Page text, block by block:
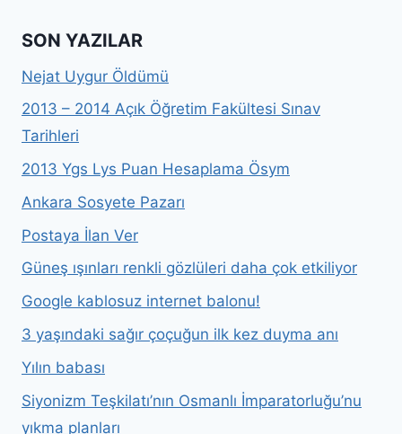
SON YAZILAR
Nejat Uygur Öldümü
2013 – 2014 Açık Öğretim Fakültesi Sınav
Tarihleri
2013 Ygs Lys Puan Hesaplama Ösym
Ankara Sosyete Pazarı
Postaya İlan Ver
Güneş ışınları renkli gözlüleri daha çok etkiliyor
Google kablosuz internet balonu!
3 yaşındaki sağır çoçuğun ilk kez duyma anı
Yılın babası
Siyonizm Teşkilatı’nın Osmanlı İmparatorluğu’nu
yıkma planları